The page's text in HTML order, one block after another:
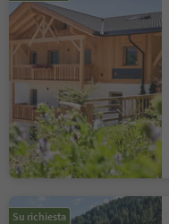
Su richiesta